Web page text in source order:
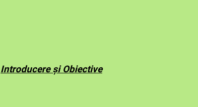
Introducere și Obiective